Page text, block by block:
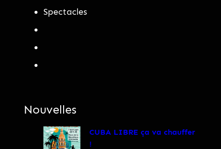
Spectacles
Nouvelles
CUBA LIBRE ça va chauffer
!